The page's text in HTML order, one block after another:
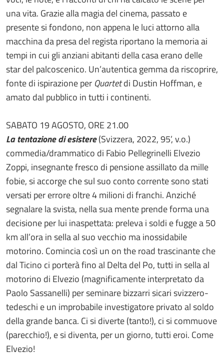
una vita. Grazie alla magia del cinema, passato e
presente si fondono, non appena le luci attorno alla
macchina da presa del regista riportano la memoria ai
tempi in cui gli anziani abitanti della casa erano delle
star del palcoscenico. Un’autentica gemma da riscoprire,
fonte di ispirazione per Quartetdi Dustin Hoffman, e
amato dal pubblico in tutti i continenti.
SABATO 19 AGOSTO, ORE 21.00
La tentazione di esistere(Svizzera, 2022, 95’, v.o.)
commedia/drammatico di Fabio Pellegrinelli Elvezio
Zoppi, insegnante fresco di pensione assillato da mille
fobie, si accorge che sul suo conto corrente sono stati
versati per errore oltre 4 milioni di franchi. Anziché
segnalare la svista, nella sua mente prende forma una
decisione per lui inaspettata: preleva i soldi e fugge a 50
km all’ora in sella al suo vecchio ma inossidabile
motorino. Comincia così un on the road trascinante che
dal Ticino ci porterà fino al Delta del Po, tutti in sella al
motorino di Elvezio (magnificamente interpretato da
Paolo Sassanelli) per seminare bizzarri sicari svizzero-
tedeschi e un improbabile investigatore privato al soldo
della grande banca. Ci si diverte (tanto!), ci si commuove
(parecchio!), e si diventa, per un giorno, tutti eroi. Come
Elvezio!